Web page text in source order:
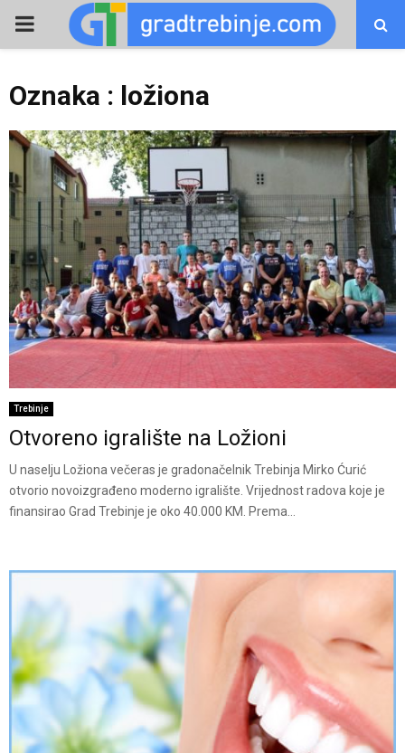
PRIMARY
Oznaka : ložiona
Trebinje
Otvoreno igralište na Ložioni
U naselju Ložiona večeras je gradonačelnik Trebinja Mirko Ćurić
otvorio novoizgrađeno moderno igralište. Vrijednost radova koje je
finansirao Grad Trebinje je oko 40.000 KM. Prema...